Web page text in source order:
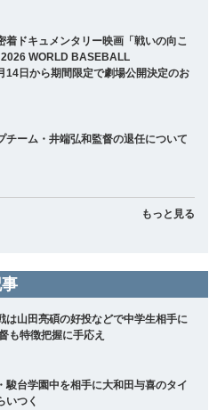
着ドキュメンタリー映画「戦いの向こ
2026 WORLD BASEBALL
日から期間限定で劇場公開決定のお
チーム・井端弘和監督の退任について
もっと見る
は山田亮碩の好投などで中学生相手に
も特徴把握に手応え
駿台学園中を相手に大和田与喜のタイ
いつく